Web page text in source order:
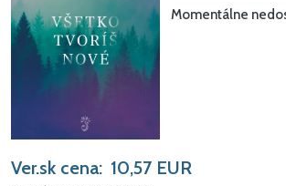
Momentálne
Ver.sk cena: 10,57 EUR